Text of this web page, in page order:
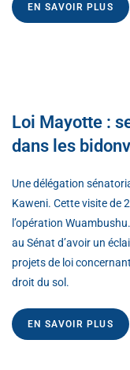
EN SAVOIR PLUS
Loi Mayotte :
dans les
Une délégation
Kaweni. Cette visite de
l’opération
au Sénat d’avoir un
projets de loi
droit du sol.
EN SAVOIR PLUS